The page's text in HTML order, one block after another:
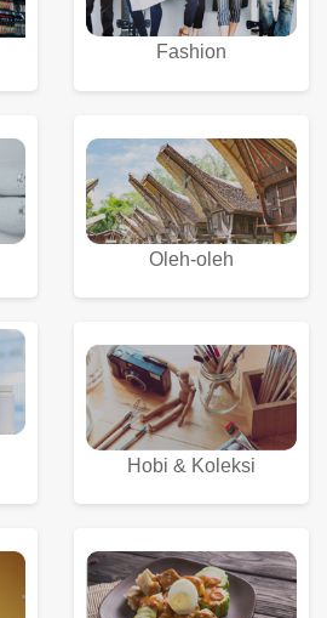
Fashion
Oleh-oleh
Hobi & Koleksi